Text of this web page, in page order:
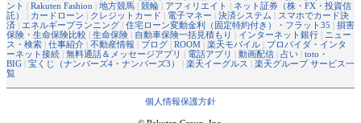
ント | Rakuten Fashion | 地方競馬 | 競輪 | アフィリエイト | ネット証券（株・FX・投資信
託）
| カードローン | クレジットカード | 電子マネー | 決済システム | スマホでカード決
済 | エネルギープランニング | 住宅ローン変動金利（固定特約付き）・フラット35 | 損害
保険・生命保険比較 | 生命保険 | 自動車保険一括見積もり | インターネット銀行 | ニュー
ス・検索 | 仕事紹介 | 不動産情報 | ブログ | ROOM | 楽天モバイル | プロバイダ・インタ
ーネット接続 | 無料通話＆メッセージアプリ | 電話アプリ | 動画配信 | 占い | toto・
BIG | 宝くじ（ナンバーズ4・ナンバーズ3） | 楽天イーグルス | 楽天グループ サービス一
覧
個人情報保護方針